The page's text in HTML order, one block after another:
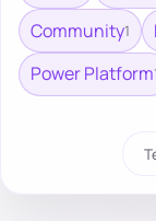
Community1
Power Platform